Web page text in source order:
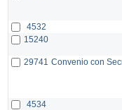
4532
15240
29741 Convenio con
4534